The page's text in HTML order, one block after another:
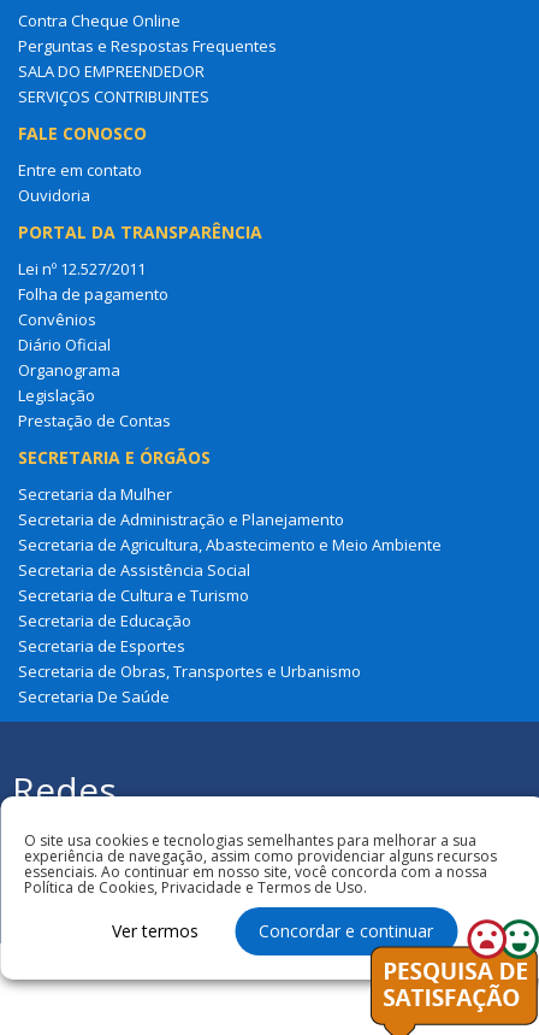
Contra Cheque Online
Perguntas e Respostas Frequentes
SALA DO EMPREENDEDOR
SERVIÇOS CONTRIBUINTES
FALE CONOSCO
Entre em contato
Ouvidoria
PORTAL DA TRANSPARÊNCIA
Lei nº 12.527/2011
Folha de pagamento
Convênios
Diário Oficial
Organograma
Legislação
Prestação de Contas
SECRETARIA E ÓRGÃOS
Secretaria da Mulher
Secretaria de Administração e Planejamento
Secretaria de Agricultura, Abastecimento e Meio Ambiente
Secretaria de Assistência Social
Secretaria de Cultura e Turismo
Secretaria de Educação
Secretaria de Esportes
Secretaria de Obras, Transportes e Urbanismo
Secretaria De Saúde
Redes
Sociais
Municipal de Presidente Vargas
O site usa cookies e tecnologias semelhantes para melhorar a sua
experiência de navegação, assim como providenciar alguns recursos
essenciais. Ao continuar em nosso site, você concorda com a nossa
Política de Cookies, Privacidade e Termos de Uso.
Ver termos Concordar e continuar